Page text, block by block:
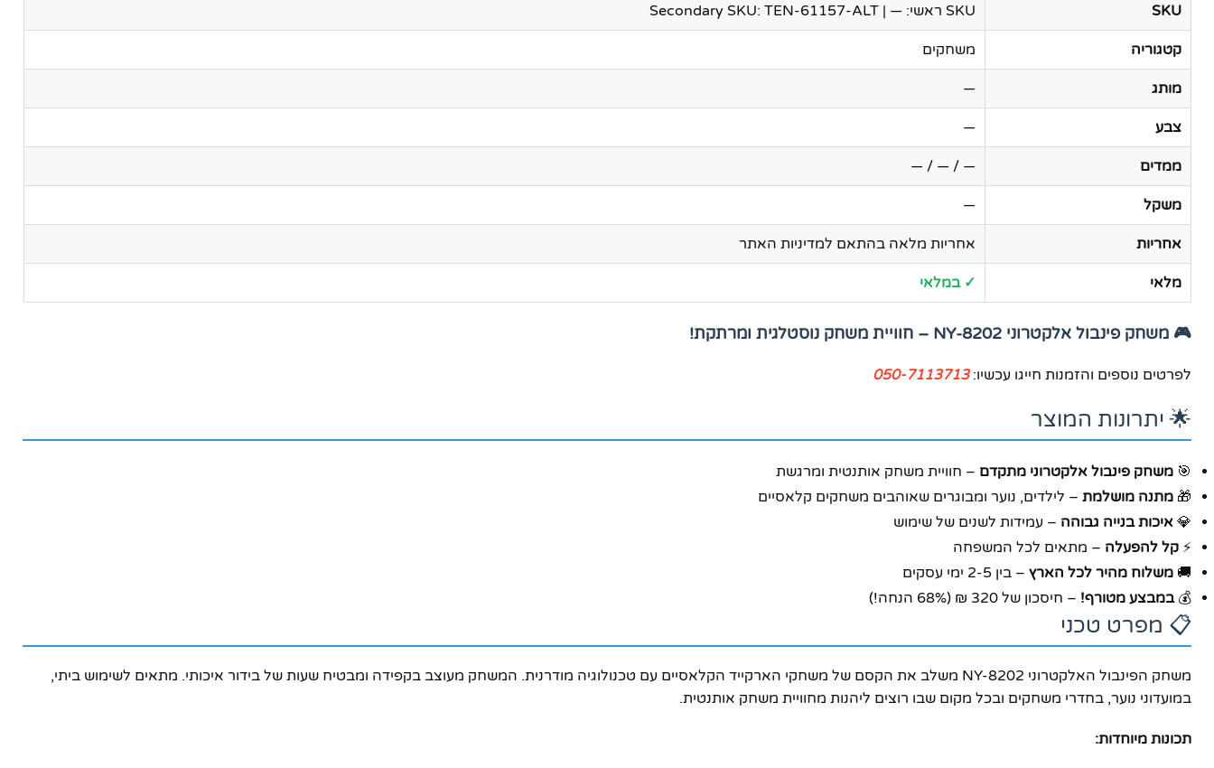
SKU SKU ראשי: — | Secondary SKU: TEN-61157-ALT
קטגוריה משחקים
מותג —
צבע —
ממדים — / — / —
משקל —
אחריות אחריות מלאה בהתאם למדיניות האתר
מלאי ✓ במלאי
🎮 משחק פינבול אלקטרוני NY-8202 – חוויית משחק נוסטלגית ומרתקת!
לפרטים נוספים והזמנות חייגו עכשיו:050-7113713
🌟 יתרונות המוצר
🎯 משחק פינבול אלקטרוני מתקדם – חוויית משחק אותנטית ומרגשת
🎁 מתנה מושלמת – לילדים, נוער ומבוגרים שאוהבים משחקים קלאסיים
💎 איכות בנייה גבוהה – עמידות לשנים של שימוש
⚡ קל להפעלה – מתאים לכל המשפחה
🚚 משלוח מהיר לכל הארץ – בין 2-5 ימי עסקים
💰במבצע מטורף! – חיסכון של 320 ₪ (68% הנחה!)
📋 מפרט טכני
משחק הפינבול האלקטרוני NY-8202 משלב את הקסם של משחקי הארקייד הקלאסיים עם טכנולוגיה מודרנית. המשחק מעוצב בקפידה ומבטיח שעות של בידור איכותי. מתאים לשימוש ביתי,
במועדוני נוער, בחדרי משחקים ובכל מקום שבו רוצים ליהנות מחוויית משחק אותנטית.
תכונות מיוחדות: